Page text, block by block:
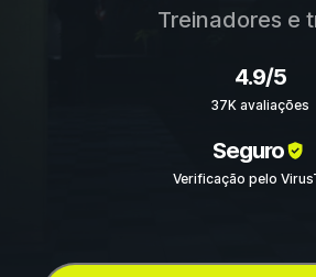
Treinadores e
4.9/5
37K avaliações
Seguro
Verificação pelo